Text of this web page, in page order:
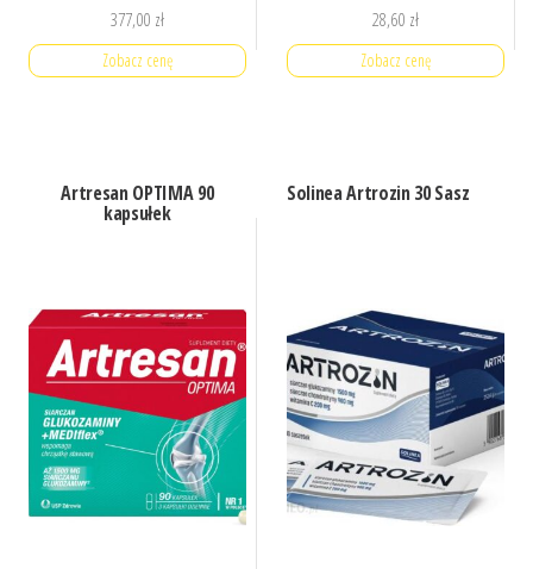
377,00 zł
Zobacz cenę
28,60 zł
Zobacz cenę
Artresan OPTIMA 90
kapsułek
Solinea Artrozin 30 Sasz